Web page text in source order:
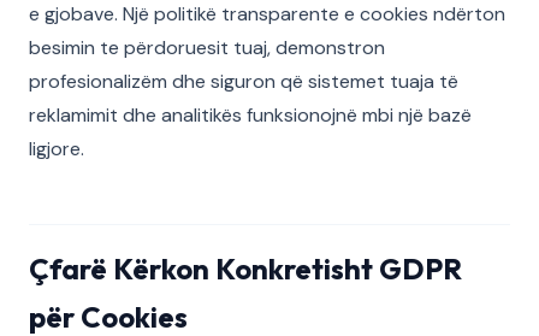
e gjobave. Një politikë transparente e cookies ndërton
besimin te përdoruesit tuaj, demonstron
profesionalizëm dhe siguron që sistemet tuaja të
reklamimit dhe analitikës funksionojnë mbi një bazë
ligjore.
Çfarë Kërkon Konkretisht GDPR
për Cookies